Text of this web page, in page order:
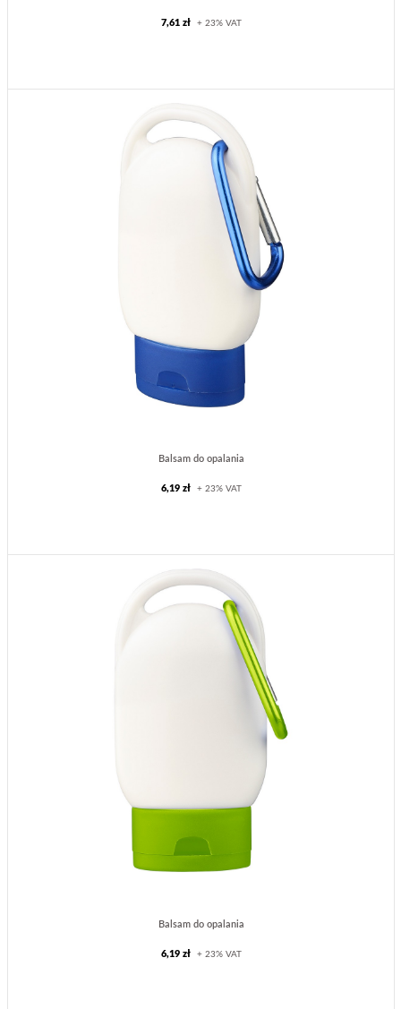
7,61 zł + 23% VAT
Balsam do opalania
6,19 zł + 23% VAT
Balsam do opalania
6,19 zł + 23% VAT